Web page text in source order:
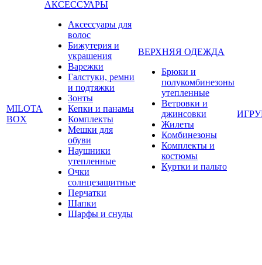
MILOTA
BOX
АКСЕССУАРЫ
Аксессуары для
волос
Бижутерия и
украшения
Варежки
Галстуки, ремни
и подтяжки
Зонты
Кепки и панамы
Комплекты
Мешки для
обуви
Наушники
утепленные
Очки
солнцезащитные
Перчатки
Шапки
Шарфы и снуды
ВЕРХНЯЯ ОДЕЖДА
Брюки и
полукомбинезоны
утепленные
Ветровки и
джинсовки
Жилеты
Комбинезоны
Комплекты и
костюмы
Куртки и пальто